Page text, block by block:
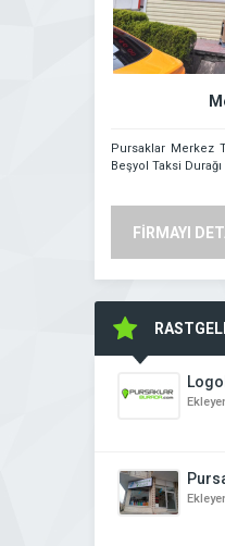
Pursaklar Merkez
Beşyol Taksi Durağı
FİRMAYI
13